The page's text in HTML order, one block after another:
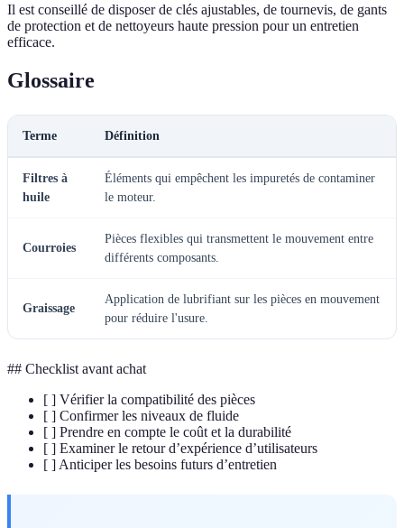
Il est conseillé de disposer de clés ajustables, de tournevis, de gants
de protection et de nettoyeurs haute pression pour un entretien
efficace.
Glossaire
Terme Définition
Filtres à
huile
Éléments qui empêchent les impuretés de contaminer
le moteur.
Courroies
Pièces flexibles qui transmettent le mouvement entre
différents composants.
Graissage
Application de lubrifiant sur les pièces en mouvement
pour réduire l'usure.
## Checklist avant achat
[ ] Vérifier la compatibilité des pièces
[ ] Confirmer les niveaux de fluide
[ ] Prendre en compte le coût et la durabilité
[ ] Examiner le retour d’expérience d’utilisateurs
[ ] Anticiper les besoins futurs d’entretien